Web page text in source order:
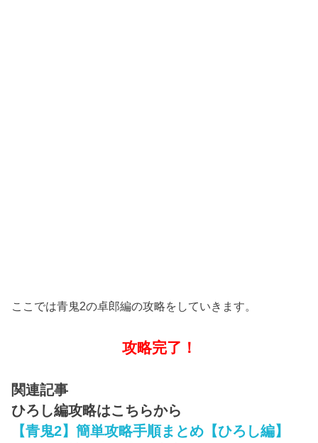
ここでは青鬼2の卓郎編の攻略をしていきます。
攻略完了！
関連記事
ひろし編攻略はこちらから
【青鬼2】簡単攻略手順まとめ【ひろし編】